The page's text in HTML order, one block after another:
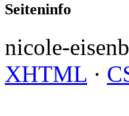
Seiteninfo
nicole-
XHTML ·